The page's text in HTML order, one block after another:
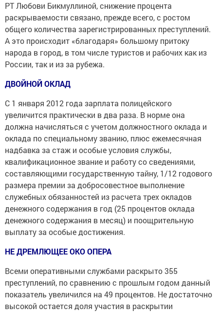
РТ Любови Бикмуллиной, снижение процента
раскрываемости связано, прежде всего, с ростом
общего количества зарегистрированных преступлений.
А это происходит «благодаря» большому притоку
народа в город, в том числе туристов и рабочих как из
России, так и из за рубежа.
ДВОЙНОЙ ОКЛАД
С 1 января 2012 года зарплата полицейского
увеличится практически в два раза. В норме она
должна начисляться с учетом должностного оклада и
оклада по специальному званию, плюс ежемесячная
надбавка за стаж и особые условия службы,
квалификационное звание и работу со сведениями,
составляющими государственную тайну, 1/12 годового
размера премии за добросовестное выполнение
служебных обязанностей из расчета трех окладов
денежного содержания в год (25 процентов оклада
денежного содержания в месяц) и поощрительную
выплату за особые достижения.
НЕ ДРЕМЛЮЩЕЕ ОКО ОПЕРА
Всеми оперативными службами раскрыто 355
преступлений, по сравнению с прошлым годом данный
показатель увеличился на 49 процентов. Не достаточно
высокой остается доля участия в раскрытии